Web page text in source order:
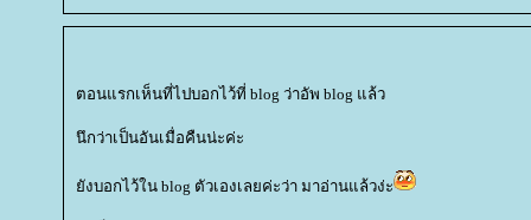
ตอนแรกเห็นที่ไปบอกไว้ที่ blog ว่าอัพ blog แล้ว
นึกว่าเป็นอันเมื่อคืนน่ะค่ะ
ังบอกไว้ใน blog ตัวเองเลยค่ะว่า มาอ่านแล้วง่ะ